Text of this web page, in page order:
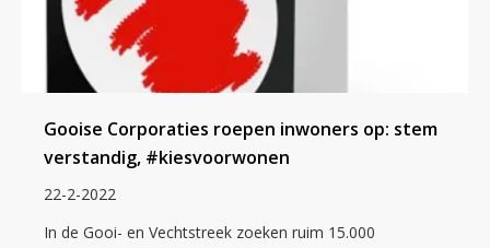
Gooise Corporaties roepen inwoners op: stem
verstandig, #kiesvoorwonen
22-2-2022
In de Gooi- en Vechtstreek zoeken ruim 15.000